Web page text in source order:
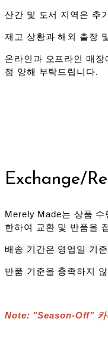
산간 및 도서 지역은 추
재고 상황과 해외 출장
온라인과 오프라인 매
점 양해 부탁드립니다.
Exchange/
Merely Made는 상품 수
한하여 교환 및 반품을
배송 기간은 영업일 기
반품 기준을 충족하지
Note: "Season-Off" 카